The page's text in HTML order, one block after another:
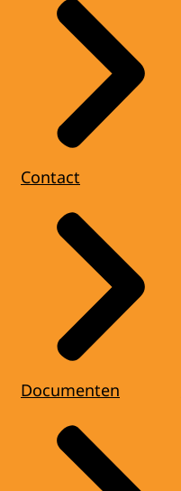
Contact
Documenten